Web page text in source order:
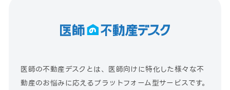
医師の不動産デスクとは、医師向けに特化した様々な不
動産のお悩みに応えるプラットフォーム型サービスです。